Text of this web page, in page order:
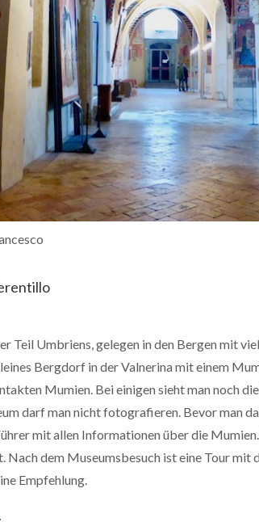
Teil Umbriens, gelegen in den Bergen mit
Bergdorf in der Valnerina mit einem
Mumien. Bei einigen sieht man noch
darf man nicht fotografieren. Bevor man
mit allen Informationen über die
Nach dem Museumsbesuch ist eine Tour mit
Empfehlung.